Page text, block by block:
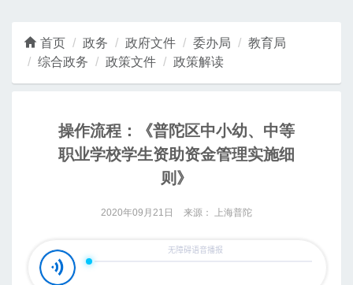
首页 政务 政府文件 委办局
教育局
综合政务
政策文件 政策解读
操作流程：《普陀区中小幼、中等
职业学校学生资助资金管理实施细
则》
2020年09月21日 来源： 上海普陀